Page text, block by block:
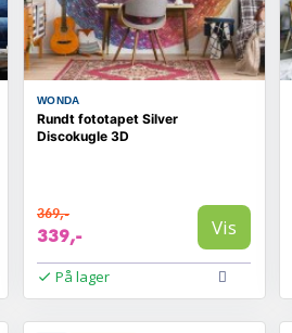
WONDA
Rundt fototapet Silver
Discokugle 3D
369,-
339,- Vis
På lager